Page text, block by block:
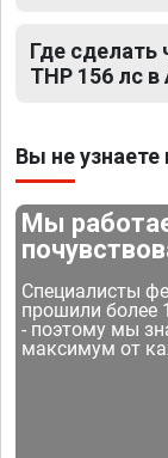
Где сделать
THP 156 лс в
Вы не
Мы
Специалисты
прошили более
- поэтому мы
максимум от